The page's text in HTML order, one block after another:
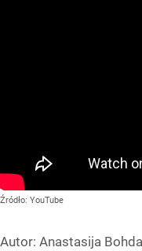
Źródło: YouTube
Autor: Anastasija